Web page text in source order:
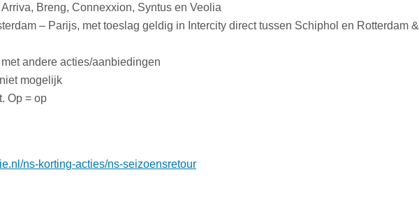
Breng, Connexxion, Syntus en Veolia
– Parijs, met toeslag geldig in Intercity direct tussen Schiphol en Rotterdam &
andere acties/aanbiedingen
mogelijk
Op = op
ns-korting-acties/ns-seizoensretour